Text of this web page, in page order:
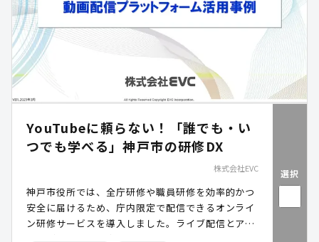
YouTubeに頼らない！「誰でも・い
つでも学べる」神戸市の研修DX
株式会社EVC
神戸市役所では、全庁研修や職員研修を効率的かつ
安全に届けるため、庁内限定で配信できるオンライ
ン研修サービスを導入しました。ライブ配信とアー
カイブ配信を組み合わせることで「誰でも・いつで
選択